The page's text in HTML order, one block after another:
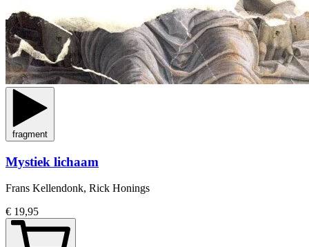
fragment
Mystiek lichaam
Frans Kellendonk, Rick Honings
€ 19,95